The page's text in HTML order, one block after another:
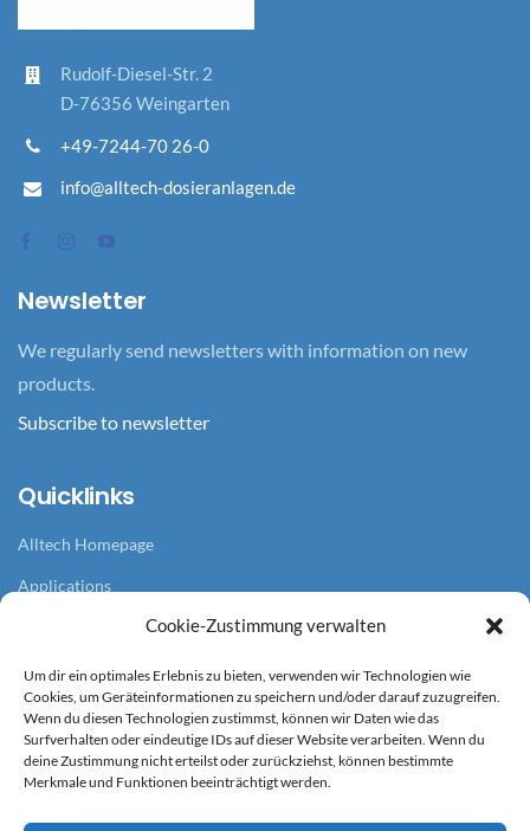
Cookie-Zustimmung verwalten
Um dir ein optimales Erlebnis zu bieten, verwenden wir Technologien wie
Cookies, um Geräteinformationen zu speichern und/oder darauf zuzugreifen.
Wenn du diesen Technologien zustimmst, können wir Daten wie das
Surfverhalten oder eindeutige IDs auf dieser Website verarbeiten. Wenn du
deine Zustimmung nicht erteilst oder zurückziehst, können bestimmte
Merkmale und Funktionen beeinträchtigt werden.
Rudolf-Diesel-Str. 2
D-76356 Weingarten
+49-7244-70 26-0
info@alltech-dosieranlagen.de
Newsletter
We regularly send newsletters with information on new
products.
Subscribe to newsletter
Quicklinks
Alltech Homepage
Applications
References
News overview
Service